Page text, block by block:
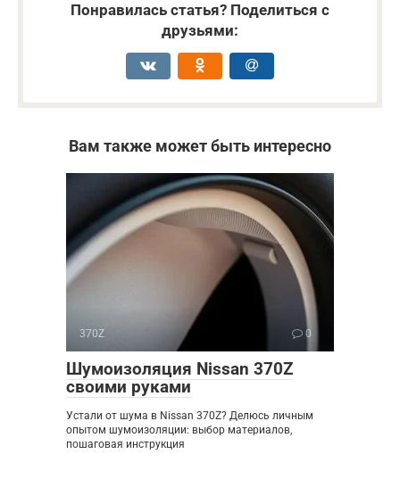
Понравилась статья? Поделиться с
друзьями:
Вам также может быть интересно
370Z 0
Шумоизоляция Nissan 370Z
своими руками
Устали от шума в Nissan 370Z? Делюсь личным
опытом шумоизоляции: выбор материалов,
пошаговая инструкция